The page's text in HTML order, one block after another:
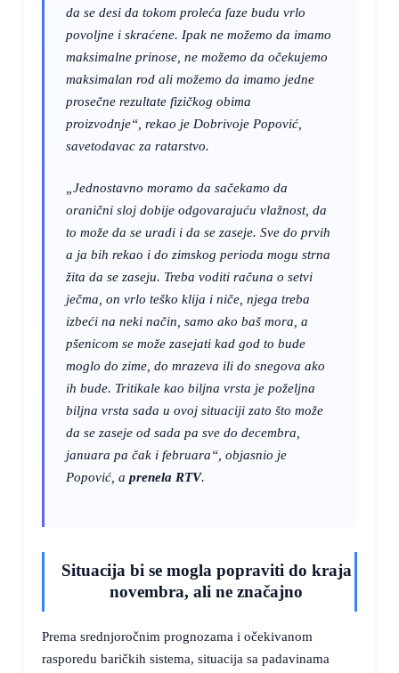
da se desi da tokom proleća faze budu vrlo
povoljne i skraćene. Ipak ne možemo da imamo
maksimalne prinose, ne možemo da očekujemo
maksimalan rod ali možemo da imamo jedne
prosečne rezultate fizičkog obima
proizvodnje“, rekao je Dobrivoje Popović,
savetodavac za ratarstvo.
„Jednostavno moramo da sačekamo da
oranični sloj dobije odgovarajuću vlažnost, da
to može da se uradi i da se zaseje. Sve do prvih
a ja bih rekao i do zimskog perioda mogu strna
žita da se zaseju. Treba voditi računa o setvi
ječma, on vrlo teško klija i niče, njega treba
izbeći na neki način, samo ako baš mora, a
pšenicom se može zasejati kad god to bude
moglo do zime, do mrazeva ili do snegova ako
ih bude. Tritikale kao biljna vrsta je poželjna
biljna vrsta sada u ovoj situaciji zato što može
da se zaseje od sada pa sve do decembra,
januara pa čak i februara“, objasnio je
Popović, a prenela RTV.
Situacija bi se mogla popraviti do kraja
novembra, ali ne značajno
Prema srednjoročnim prognozama i očekivanom
rasporedu baričkih sistema, situacija sa padavinama